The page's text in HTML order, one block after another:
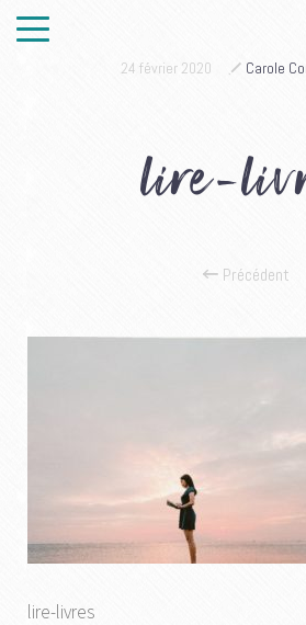
24 février 2020 Carole
lire-
Précédent
lire-livres